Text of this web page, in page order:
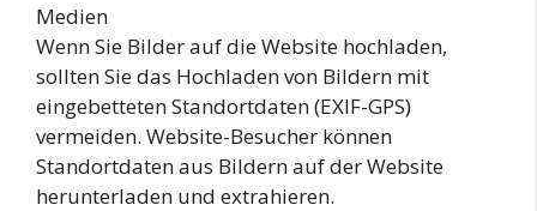
Medien
Wenn Sie Bilder auf die Website hochladen,
sollten Sie das Hochladen von Bildern mit
eingebetteten Standortdaten (EXIF-GPS)
vermeiden. Website-Besucher können
Standortdaten aus Bildern auf der Website
herunterladen und extrahieren.